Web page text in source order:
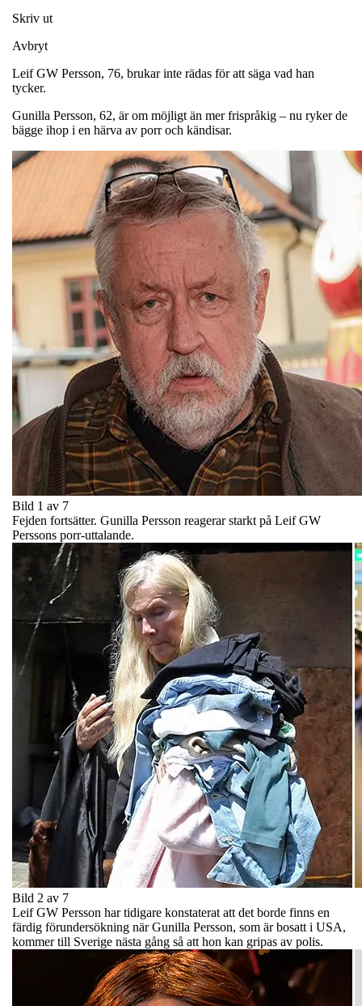
Skriv ut
Avbryt
Leif GW Persson, 76, brukar inte rädas för att säga vad han
tycker.
Gunilla Persson, 62, är om möjligt än mer frispråkig – nu ryker de
bägge ihop i en härva av porr och kändisar.
Bild 1 av 7
Fejden fortsätter. Gunilla Persson reagerar starkt på Leif GW
Perssons porr-uttalande.
Bild 2 av 7
Leif GW Persson har tidigare konstaterat att det borde finns en
färdig förundersökning när Gunilla Persson, som är bosatt i USA,
kommer till Sverige nästa gång så att hon kan gripas av polis.